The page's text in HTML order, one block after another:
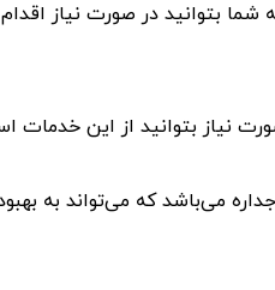
شما بتوانید در صورت نیاز
نیاز بتوانید از این خدمات
می‌باشد که می‌تواند به